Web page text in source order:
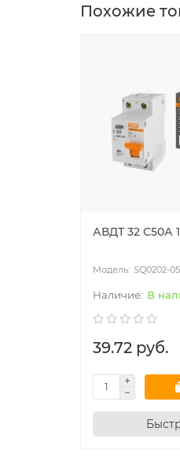
Похожие
АВДТ 32 C50А
SQ0202-
В
39.72 руб.